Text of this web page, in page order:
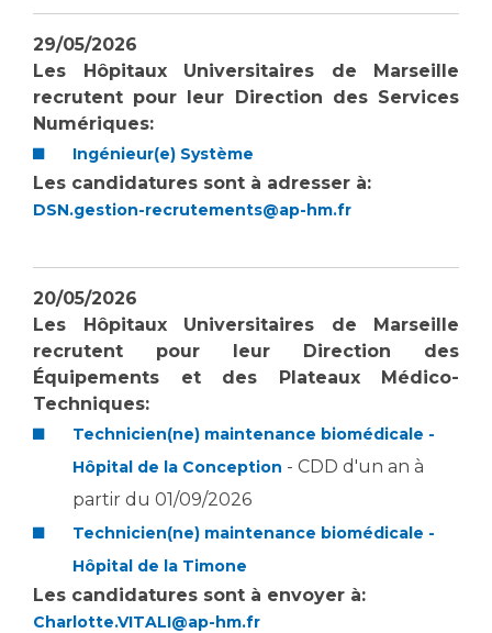
29/05/2026
Les Hôpitaux Universitaires de Marseille
recrutent pour leur Direction des Services
Numériques:
Ingénieur(e) Système
Les candidatures sont à adresser à:
DSN.gestion-recrutements@ap-hm.fr
20/05/2026
Les Hôpitaux Universitaires de Marseille
recrutent pour leur Direction des
Équipements et des Plateaux Médico-
Techniques:
Technicien(ne) maintenance biomédicale -
Hôpital de la Conception - CDD d'un an à
partir du 01/09/2026
Technicien(ne) maintenance biomédicale -
Hôpital de la Timone
Les candidatures sont à envoyer à:
Charlotte.VITALI@ap-hm.fr